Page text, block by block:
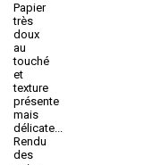
Papier
très
doux
au
touché
et
texture
présente
mais
délicate...
Rendu
des